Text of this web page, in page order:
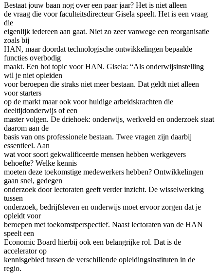
Bestaat jouw baan nog over een paar jaar? Het is niet alleen
de vraag die voor faculteitsdirecteur Gisela speelt. Het is een vraag
die
eigenlijk iedereen aan gaat. Niet zo zeer vanwege een reorganisatie
zoals bij
HAN, maar doordat technologische ontwikkelingen bepaalde
functies overbodig
maakt. Een hot topic voor HAN. Gisela: “Als onderwijsinstelling
wil je niet opleiden
voor beroepen die straks niet meer bestaan. Dat geldt niet alleen
voor starters
op de markt maar ook voor huidige arbeidskrachten die
deeltijdonderwijs of een
master volgen. De driehoek: onderwijs, werkveld en onderzoek staat
daarom aan de
basis van ons professionele bestaan. Twee vragen zijn daarbij
essentieel. Aan
wat voor soort gekwalificeerde mensen hebben werkgevers
behoefte? Welke kennis
moeten deze toekomstige medewerkers hebben? Ontwikkelingen
gaan snel, gedegen
onderzoek door lectoraten geeft verder inzicht. De wisselwerking
tussen
onderzoek, bedrijfsleven en onderwijs moet ervoor zorgen dat je
opleidt voor
beroepen met toekomstperspectief. Naast lectoraten van de HAN
speelt een
Economic Board hierbij ook een belangrijke rol. Dat is de
accelerator op
kennisgebied tussen de verschillende opleidingsinstituten in de
regio.